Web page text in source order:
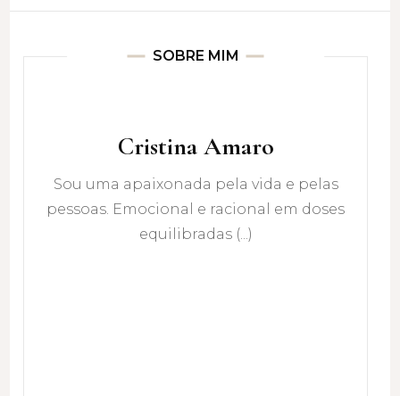
SOBRE MIM
Cristina Amaro
Sou uma apaixonada pela vida e pelas
pessoas. Emocional e racional em doses
equilibradas (...)